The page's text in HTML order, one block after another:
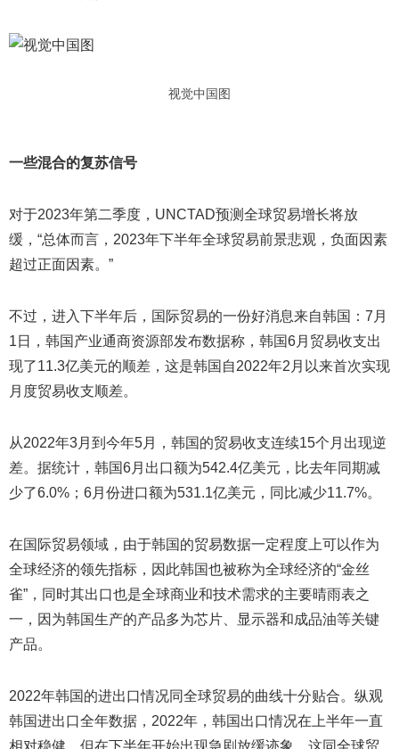
视觉中国图
一些混合的复苏信号
对于2023年第二季度，UNCTAD预测全球贸易增长将放
缓，“总体而言，2023年下半年全球贸易前景悲观，负面因素
超过正面因素。”
不过，进入下半年后，国际贸易的一份好消息来自韩国：7月
1日，韩国产业通商资源部发布数据称，韩国6月贸易收支出
现了11.3亿美元的顺差，这是韩国自2022年2月以来首次实现
月度贸易收支顺差。
从2022年3月到今年5月，韩国的贸易收支连续15个月出现逆
差。据统计，韩国6月出口额为542.4亿美元，比去年同期减
少了6.0%；6月份进口额为531.1亿美元，同比减少11.7%。
在国际贸易领域，由于韩国的贸易数据一定程度上可以作为
全球经济的领先指标，因此韩国也被称为全球经济的“金丝
雀”，同时其出口也是全球商业和技术需求的主要晴雨表之
一，因为韩国生产的产品多为芯片、显示器和成品油等关键
产品。
2022年韩国的进出口情况同全球贸易的曲线十分贴合。纵观
韩国进出口全年数据，2022年，韩国出口情况在上半年一直
相对稳健，但在下半年开始出现急剧放缓迹象，这同全球贸